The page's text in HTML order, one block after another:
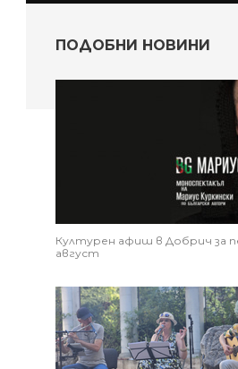
ПОДОБНИ НОВИНИ
Културен афиш в Добрич за
август